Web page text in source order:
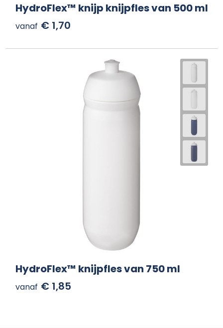
HydroFlex™ knijp knijpfles van 500 ml
vanaf € 1,70
HydroFlex™ knijpfles van 750 ml
vanaf € 1,85